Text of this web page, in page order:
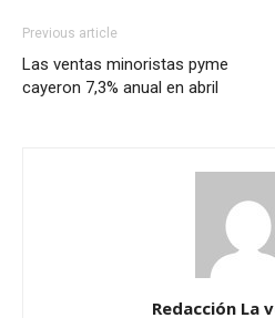
Previous article
Las ventas minoristas pyme
cayeron 7,3% anual en abril
Redacción La